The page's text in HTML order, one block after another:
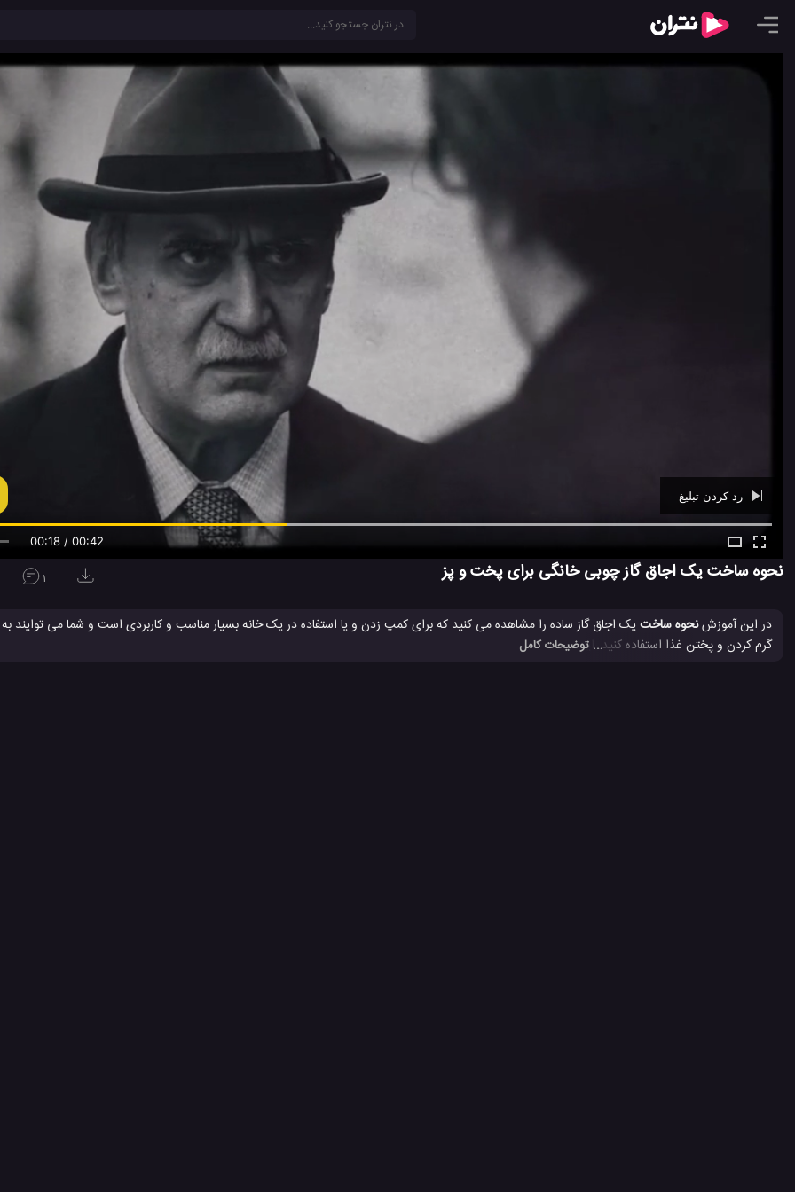
00:19 / 00:42 Ad - 00:23
نحوه ساخت یک اجاق گاز چوبی خانگی برای پخت و پز 1
در این آموزشنحوه ساختیک اجاق گاز ساده را مشاهده می کنید که برای کمپ زدن و یا استفاده در یک خانه بسیار مناسب و کاربردی است و شما می توایند
گرم کردن و پختن غذا استفاده کنید. این دستگاه برای پخت و پز بسیاری از چیزها بسیار عالی است ، گرما و آتش باعث می شود تا یک بار و در یک مدت زمان،
... توضیحات کامل